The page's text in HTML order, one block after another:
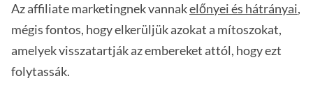
Az affiliate marketingnek vannakelőnyei és hátrányai,
mégis fontos, hogy elkerüljük azokat a mítoszokat,
amelyek visszatartják az embereket attól, hogy ezt
folytassák.